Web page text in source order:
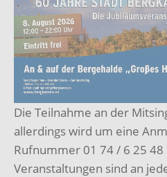
Die Teilnahme an der
allerdings wird um eine
Rufnummer 01 74 / 6 25
Veranstaltungen sind an